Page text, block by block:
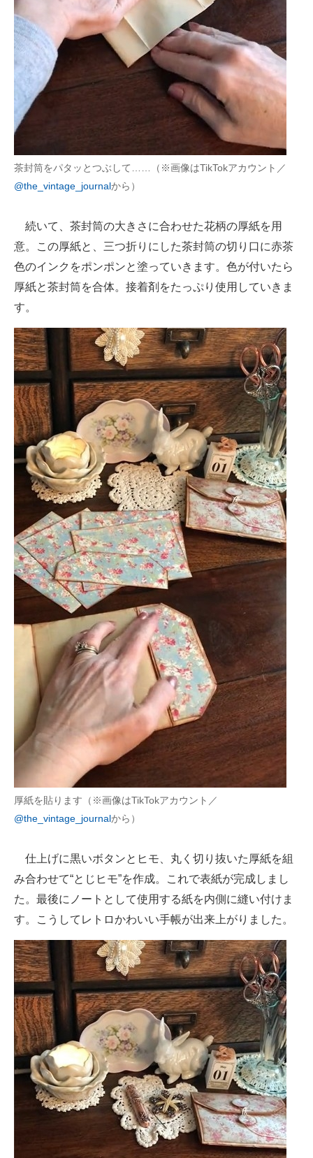
茶封筒をパタッとつぶして……（※画像はTikTokアカウント／
@the_vintage_journalから）
続いて、茶封筒の大きさに合わせた花柄の厚紙を用
意。この厚紙と、三つ折りにした茶封筒の切り口に赤茶
色のインクをポンポンと塗っていきます。色が付いたら
厚紙と茶封筒を合体。接着剤をたっぷり使用していきま
す。
厚紙を貼ります（※画像はTikTokアカウント／
@the_vintage_journalから）
仕上げに黒いボタンとヒモ、丸く切り抜いた厚紙を組
み合わせて“とじヒモ”を作成。これで表紙が完成しまし
た。最後にノートとして使用する紙を内側に縫い付けま
す。こうしてレトロかわいい手帳が出来上がりました。